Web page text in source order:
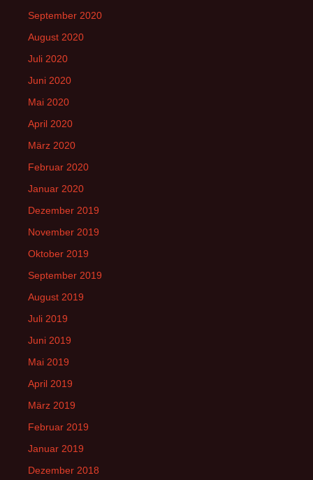
September 2020
August 2020
Juli 2020
Juni 2020
Mai 2020
April 2020
März 2020
Februar 2020
Januar 2020
Dezember 2019
November 2019
Oktober 2019
September 2019
August 2019
Juli 2019
Juni 2019
Mai 2019
April 2019
März 2019
Februar 2019
Januar 2019
Dezember 2018